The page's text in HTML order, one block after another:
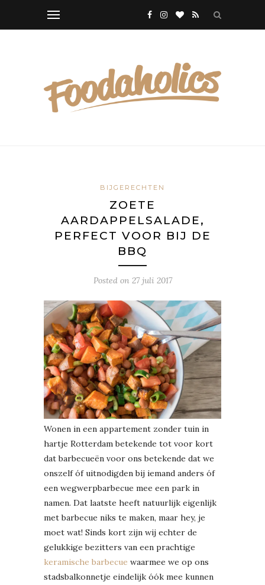
BIJGERECHTEN
ZOETE
AARDAPPELSALADE,
PERFECT VOOR BIJ DE
BBQ
Posted on 27 juli 2017
Wonen in een appartement zonder tuin in
hartje Rotterdam betekende tot voor kort
dat barbecueën voor ons betekende dat we
onszelf óf uitnodigden bij iemand anders óf
een wegwerpbarbecue mee een park in
namen. Dat laatste heeft natuurlijk eigenlijk
met barbecue niks te maken, maar hey, je
moet wat! Sinds kort zijn wij echter de
gelukkige bezitters van een prachtige
keramische barbecue waarmee we op ons
stadsbalkonnetje eindelijk óók mee kunnen